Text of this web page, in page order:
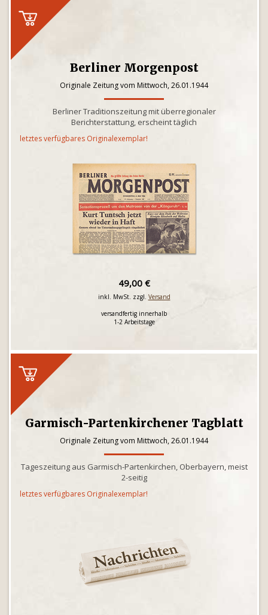
Berliner Morgenpost
Originale Zeitung vom Mittwoch, 26.01.1944
Berliner Traditionszeitung mit überregionaler
Berichterstattung, erscheint täglich
letztes verfügbares Originalexemplar!
49,00 €
inkl. MwSt. zzgl. Versand
versandfertig innerhalb
1-2 Arbeitstage
Garmisch-Partenkirchener Tagblatt
Originale Zeitung vom Mittwoch, 26.01.1944
Tageszeitung aus Garmisch-Partenkirchen, Oberbayern, meist
2-seitig
letztes verfügbares Originalexemplar!